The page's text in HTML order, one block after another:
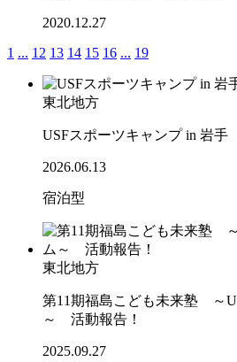
2020.12.27
1 ... 12 13 14 15 16 ... 19
東北地方
USFスポーツキャンプ in 岩
2026.06.13
宿泊型
東北地方
第11期福島こども未来塾 ～
～ 活動報告！
2025.09.27